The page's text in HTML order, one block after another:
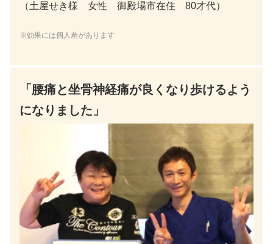
（土屋せき様 女性 御殿場市在住 80才代）
※効果には個人差があります
「腰痛と坐骨神経痛が良くなり歩けるよう
になりました」